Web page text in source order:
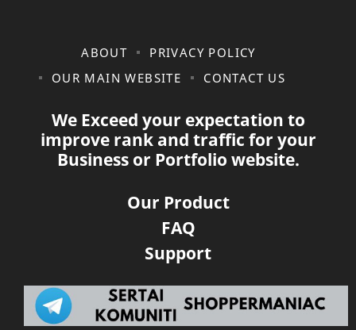
ABOUT
PRIVACY POLICY
OUR MAIN WEBSITE
CONTACT US
We Exceed your expectation to
improve rank and traffic for your
Business or Portfolio website.
Our Product
FAQ
Support